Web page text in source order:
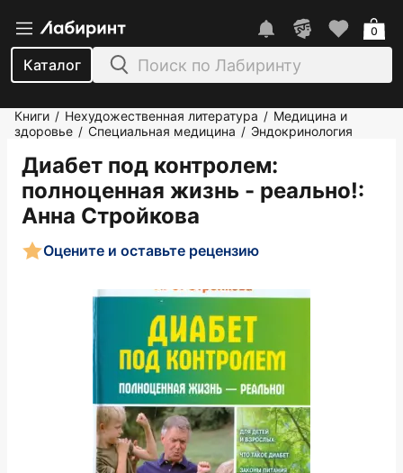
Каталог
0
Книги / Нехудожественная литература / Медицина и
здоровье / Специальная медицина / Эндокринология
Диабет под контролем:
полноценная жизнь - реально!:
Анна Стройкова
Оцените и оставьте рецензию